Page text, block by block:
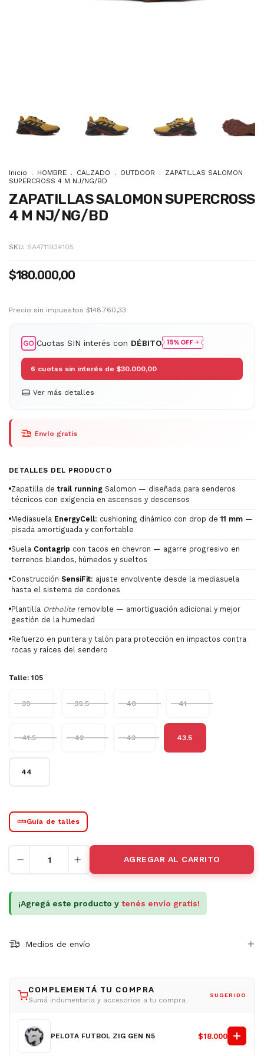
Inicio . HOMBRE . CALZADO . OUTDOOR .
ZAPATILLAS SALOMON
SUPERCROSS 4 M NJ/NG/BD
ZAPATILLAS SALOMON SUPERCROSS
4 M NJ/NG/BD
SKU: SA471193#105
$180.000,00
Precio sin impuestos $148.760,33
Cuotas SIN interés con DÉBITO
6 cuotas sin interés de $30.000,00
Ver más detalles
Envío gratis
DETALLES DEL PRODUCTO
Zapatilla detrail running Salomon — diseñada para senderos
técnicos con exigencia en ascensos y descensos
Mediasuela EnergyCell: cushioning dinámico con drop de11 mm —
pisada amortiguada y confortable
Suela Contagrip con tacos en chevron — agarre progresivo en
terrenos blandos, húmedos y sueltos
Construcción SensiFit: ajuste envolvente desde la mediasuela
hasta el sistema de cordones
Plantilla Ortholiteremovible — amortiguación adicional y mejor
gestión de la humedad
Refuerzo en puntera y talón para protección en impactos contra
rocas y raíces del sendero
Talle: 105
Guía de talles
¡Agregá este producto y tenés envío gratis!
Medios de envío
COMPLEMENTÁ TU COMPRA
Sumá indumentaria y accesorios a tu compra
SUGERIDO
PELOTA FUTBOL ZIG GEN N5 $18.000